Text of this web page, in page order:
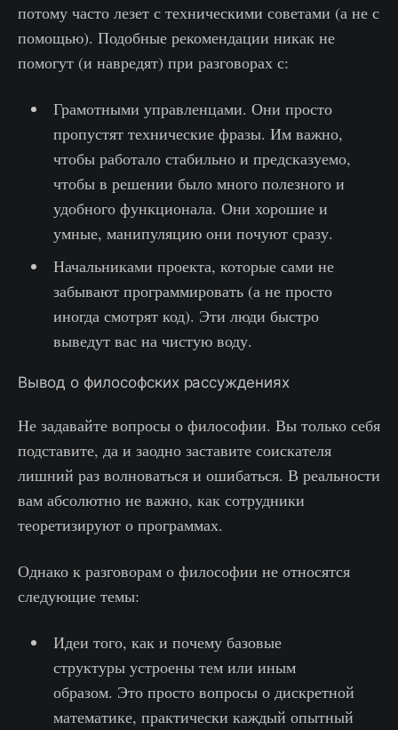
потому часто лезет с техническими советами (а не с
помощью). Подобные рекомендации никак не
помогут (и навредят) при разговорах с:
Грамотными управленцами. Они просто
пропустят технические фразы. Им важно,
чтобы работало стабильно и предсказуемо,
чтобы в решении было много полезного и
удобного функционала. Они хорошие и
умные, манипуляцию они почуют сразу.
Начальниками проекта, которые сами не
забывают программировать (а не просто
иногда смотрят код). Эти люди быстро
выведут вас на чистую воду.
Вывод о философских рассуждениях
Не задавайте вопросы о философии. Вы только себя
подставите, да и заодно заставите соискателя
лишний раз волноваться и ошибаться. В реальности
вам абсолютно не важно, как сотрудники
теоретизируют о программах.
Однако к разговорам о философии не относятся
следующие темы:
Идеи того, как и почему базовые
структуры устроены тем или иным
образом. Это просто вопросы о дискретной
математике, практически каждый опытный